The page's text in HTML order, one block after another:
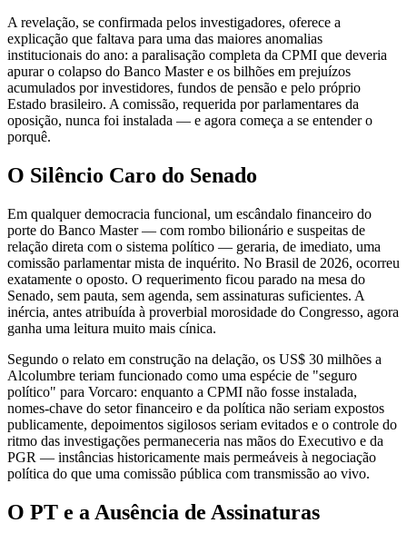
A revelação, se confirmada pelos investigadores, oferece a
explicação que faltava para uma das maiores anomalias
institucionais do ano: a paralisação completa da CPMI que deveria
apurar o colapso do Banco Master e os bilhões em prejuízos
acumulados por investidores, fundos de pensão e pelo próprio
Estado brasileiro. A comissão, requerida por parlamentares da
oposição, nunca foi instalada — e agora começa a se entender o
porquê.
O Silêncio Caro do Senado
Em qualquer democracia funcional, um escândalo financeiro do
porte do Banco Master — com rombo bilionário e suspeitas de
relação direta com o sistema político — geraria, de imediato, uma
comissão parlamentar mista de inquérito. No Brasil de 2026, ocorreu
exatamente o oposto. O requerimento ficou parado na mesa do
Senado, sem pauta, sem agenda, sem assinaturas suficientes. A
inércia, antes atribuída à proverbial morosidade do Congresso, agora
ganha uma leitura muito mais cínica.
Segundo o relato em construção na delação, os US$ 30 milhões a
Alcolumbre teriam funcionado como uma espécie de "seguro
político" para Vorcaro: enquanto a CPMI não fosse instalada,
nomes-chave do setor financeiro e da política não seriam expostos
publicamente, depoimentos sigilosos seriam evitados e o controle do
ritmo das investigações permaneceria nas mãos do Executivo e da
PGR — instâncias historicamente mais permeáveis à negociação
política do que uma comissão pública com transmissão ao vivo.
O PT e a Ausência de Assinaturas